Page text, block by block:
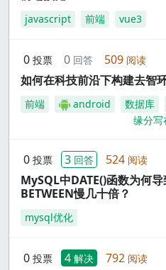
javascript 前端 vue3
0 投票 0 回答 509 阅读
如何在科技前沿下构建去智
前端 android 数据库
缘分写
0 投票 3 回答 524 阅读
MySQL中DATE()函数为何
BETWEEN慢几十倍？
mysql优化
0 投票 4 解决 792 阅读